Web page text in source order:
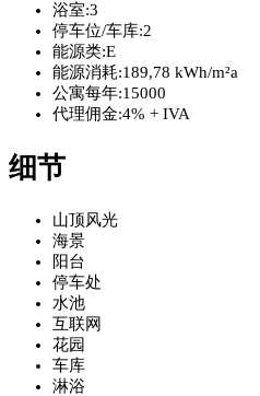
浴室:3
停车位/车库:2
能源类:E
能源消耗:189,78 kWh/m²a
公寓每年:15000
代理佣金:4% + IVA
细节
山顶风光
海景
阳台
停车处
水池
互联网
花园
车库
淋浴